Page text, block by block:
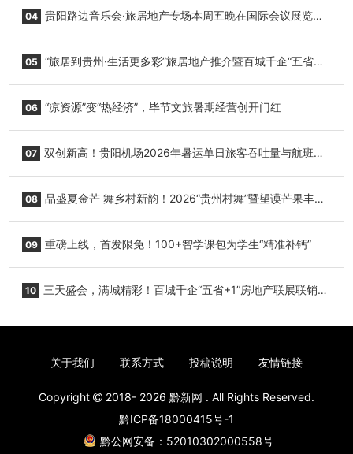
04 贵阳路边音乐会·旅居地产专场本周五晚在国际会议展览中
05 “旅居到贵州·生活更多彩”旅居地产推介暨百城千企“五省
06 “凉资源”变“热经济”，毕节文旅暑期经营创开门红
07 双创新高！贵阳机场2026年暑运单日旅客吞吐量与航班起
08 品盛夏金芒 舞乡村新韵！2026“贵州村舞”暨望谟芒果丰收
09 重磅上线，首发限免！100+智学课包为学生“精准补钙”
10 三天盛会，满城精彩！百城千企“五省+1”房地产联展联销活
关于我们 联系方式 投稿说明 友情链接
Copyright 2018- 2026 黔新网 . All Rights Reserved.
黔ICP备18000415号-1
黔公网安备：52010302000558号